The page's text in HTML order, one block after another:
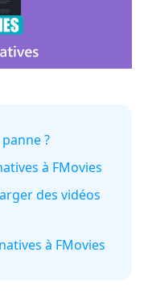
?
à FMovies
des vidéos
à FMovies